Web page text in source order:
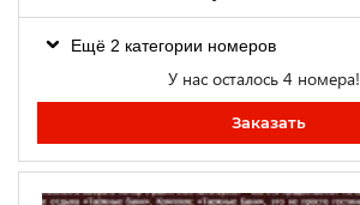
Ещё 2 категории номеров
У нас осталось 4 номера!
Заказать